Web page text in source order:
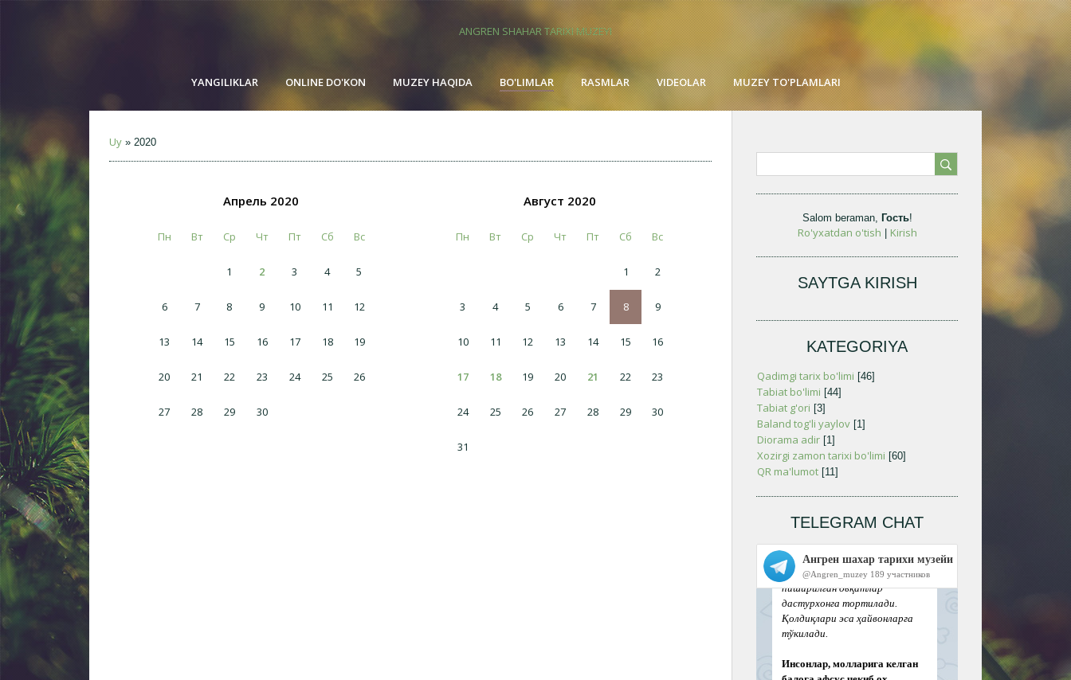
ANGREN SHAHAR TARIXI MUZEYI
YANGILIKLAR ONLINE DO'KON MUZEY HAQIDA BO'LIMLAR RASMLAR VIDEOLAR MUZEY TO'PLAMLARI
Uy » 2020
Апрель 2020
Пн Вт Ср Чт Пт Сб Вс
1 2 3 4 5
6 7 8 9 10 11 12
13 14 15 16 17 18 19
20 21 22 23 24 25 26
27 28 29 30
Август 2020
Пн Вт Ср Чт Пт Сб Вс
1 2
3 4 5 6 7 8 9
10 11 12 13 14 15 16
17 18 19 20 21 22 23
24 25 26 27 28 29 30
31
Salom beraman, Гость!
Ro'yxatdan o'tish Kirish
SAYTGA KIRISH
KATEGORIYA
Qadimgi tarix bo'limi [46]
Tabiat bo'limi [44]
Tabiat g'ori [3]
Baland tog'li yaylov [1]
Diorama adir [1]
Xozirgi zamon tarixi bo'limi [60]
QR ma'lumot [11]
TELEGRAM CHAT